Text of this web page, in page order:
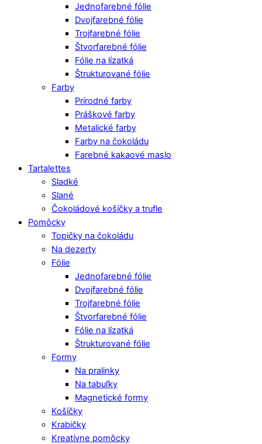
Jednofarebné fólie
Dvojfarebné fólie
Trojfarebné fólie
Štvorfarebné fólie
Fólie na lízatká
Štrukturované fólie
Farby
Prírodné farby
Práškové farby
Metalické farby
Farby na čokoládu
Farebné kakaové maslo
Tartalettes
Sladké
Slané
Čokoládové košíčky a trufle
Pomôcky
Topičky na čokoládu
Na dezerty
Fólie
Jednofarebné fólie
Dvojfarebné fólie
Trojfarebné fólie
Štvorfarebné fólie
Fólie na lízatká
Štrukturované fólie
Formy
Na pralinky
Na tabuľky
Magnetické formy
Košíčky
Krabičky
Kreatívne pomôcky